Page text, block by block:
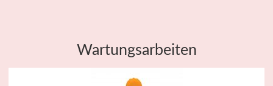
Wartungsarbeiten